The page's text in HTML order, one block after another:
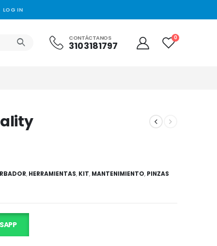
LOG IN
CONTÁCTANOS
3103181797
0
, HERRAMIENTAS, KIT, MANTENIMIENTO, PINZAS